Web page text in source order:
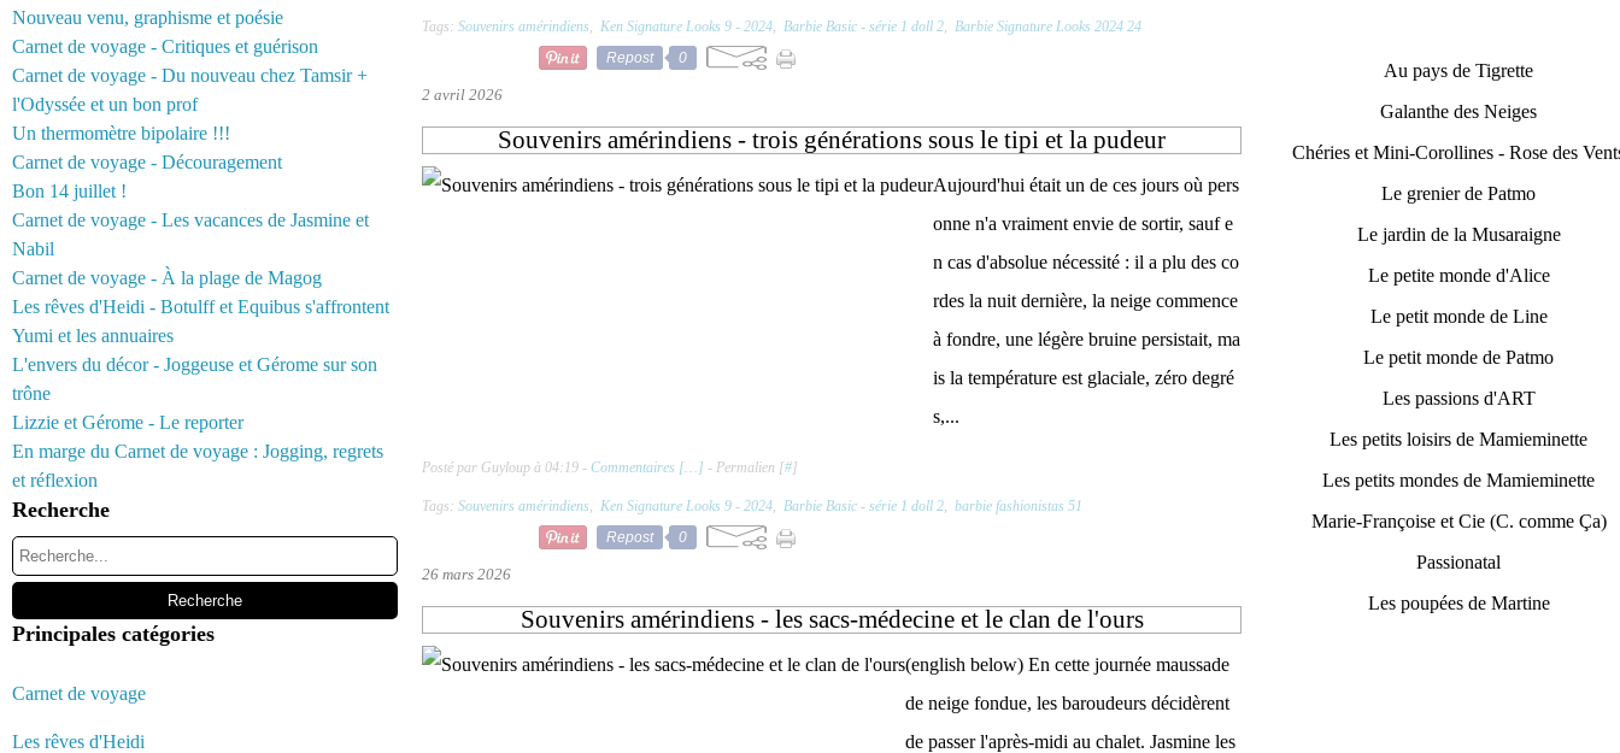
Nouveau venu, graphisme et poésie
Carnet de voyage - Critiques et guérison
Carnet de voyage - Du nouveau chez Tamsir +
l'Odyssée et un bon prof
Un thermomètre bipolaire !!!
Carnet de voyage - Découragement
Bon 14 juillet !
Carnet de voyage - Les vacances de Jasmine et
Nabil
Carnet de voyage - À la plage de Magog
Les rêves d'Heidi - Botulff et Equibus s'affrontent
Yumi et les annuaires
L'envers du décor - Joggeuse et Gérome sur son
trône
Lizzie et Gérome - Le reporter
En marge du Carnet de voyage : Jogging, regrets
et réflexion
Recherche
Principales catégories
Carnet de voyage
Les rêves d'Heidi
Tags: Souvenirs amérindiens, Ken Signature Looks 9 - 2024, Barbie Basic - série 1 doll 2, Barbie Signature Looks 2024 24
Repost
0
2 avril 2026
Souvenirs amérindiens - trois générations sous le tipi et la pudeur
Aujourd'hui était un de ces jours où pers
onne n'a vraiment envie de sortir, sauf e
n cas d'absolue nécessité : il a plu des co
rdes la nuit dernière, la neige commence
à fondre, une légère bruine persistait, ma
is la température est glaciale, zéro degré
s,...
Posté par Guyloup à 04:19 - Commentaires [… ] - Permalien [#]
Tags: Souvenirs amérindiens, Ken Signature Looks 9 - 2024, Barbie Basic - série 1 doll 2, barbie fashionistas 51
Repost
0
26 mars 2026
Souvenirs amérindiens - les sacs-médecine et le clan de l'ours
(english below) En cette journée maussade
de neige fondue, les baroudeurs décidèrent
de passer l'après-midi au chalet. Jasmine les
Au pays de Tigrette
Galanthe des Neiges
Chéries et Mini-Corollines - Rose des
Le grenier de Patmo
Le jardin de la Musaraigne
Le petite monde d'Alice
Le petit monde de Line
Le petit monde de Patmo
Les passions d'ART
Les petits loisirs de Mamieminette
Les petits mondes de Mamieminette
Marie-Françoise et Cie (C. comme Ça)
Passionatal
Les poupées de Martine